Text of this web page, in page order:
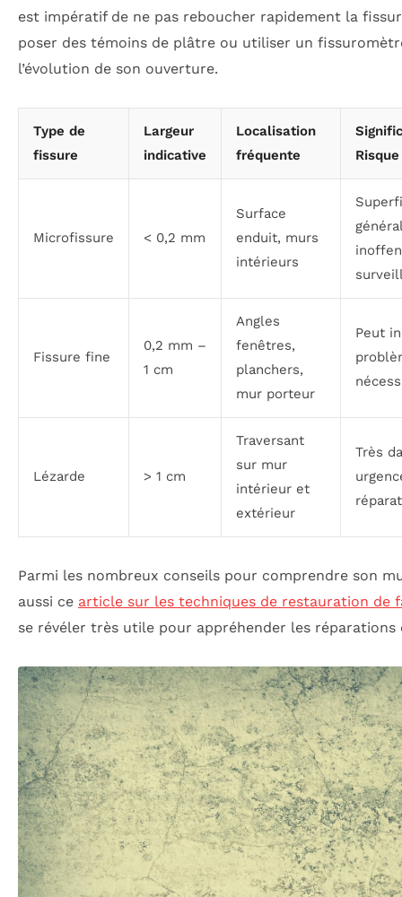
est impératif de ne pas reboucher rapidement la
poser des témoins de plâtre ou utiliser un
l’évolution de son ouverture.
Type de
fissure
Largeur
indicative
Localisation
fréquente
Risque
Microfissure < 0,2 mm
Surface
enduit, murs
intérieurs
Fissure fine
0,2 mm –
1 cm
Angles
fenêtres,
planchers,
mur porteur
Peut
Lézarde > 1 cm
Traversant
sur mur
intérieur et
extérieur
Très
Parmi les nombreux conseils pour comprendre son
aussi ce article sur les techniques de restauration de
se révéler très utile pour appréhender les réparations